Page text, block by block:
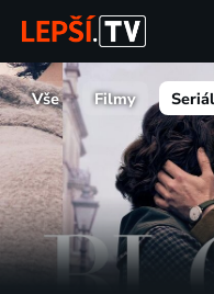
Vše Filmy